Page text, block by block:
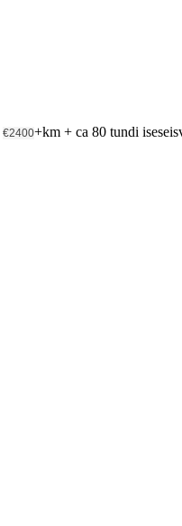
€2400+km + ca 80 tundi